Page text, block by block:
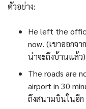
ตัวอย่าง:
He left the
now. (เขาออกจ
น่าจะถึงบ้านแล้ว)
The roads are
airport in 30
ถึงสนามบินในอี